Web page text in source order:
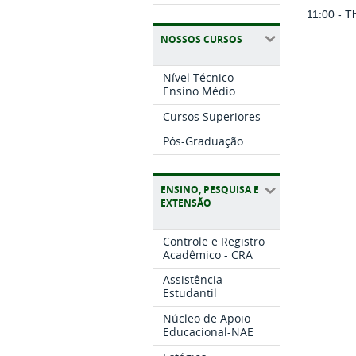
NOSSOS CURSOS
Nível Técnico -
Ensino Médio
Cursos Superiores
Pós-Graduação
ENSINO, PESQUISA E
EXTENSÃO
Controle e Registro
Acadêmico - CRA
Assistência
Estudantil
Núcleo de Apoio
Educacional-NAE
11:00 -